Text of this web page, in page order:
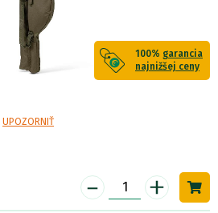
100% garancia
najnižšej ceny
UPOZORNIŤ
- +